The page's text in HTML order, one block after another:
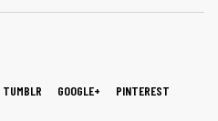
TUMBLR GOOGLE+
PINTEREST